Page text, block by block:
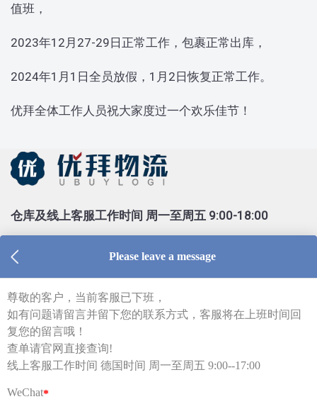
值班，
2023年12月27-29日正常工作，包裹正常出库，
2024年1月1日全员放假，1月2日恢复正常工作。
优拜全体工作人员祝大家度过一个欢乐佳节！
仓库及线上客服工作时间 周一至周五 9:00-18:00
Tel：0213 1206 1981（德国仓库，只受理库内异常件
Tel：0155 6018 1888（只受理投诉）
客服部邮箱 kf@ubuylogi.com
财务部邮箱 fibu@ubuylogi.com
明下载